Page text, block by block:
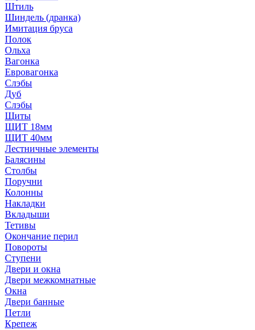
Штиль
Шиндель (дранка)
Имитация бруса
Полок
Ольха
Вагонка
Евровагонка
Слэбы
Дуб
Слэбы
Щиты
ЩИТ 18мм
ЩИТ 40мм
Лестничные элементы
Балясины
Столбы
Поручни
Колонны
Накладки
Вкладыши
Тетивы
Окончание перил
Повороты
Ступени
Двери и окна
Двери межкомнатные
Окна
Двери банные
Петли
Крепеж